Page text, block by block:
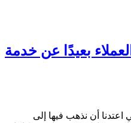
بعيدًا عن خدمة
اعتدنا أن نذهب فيها إلى